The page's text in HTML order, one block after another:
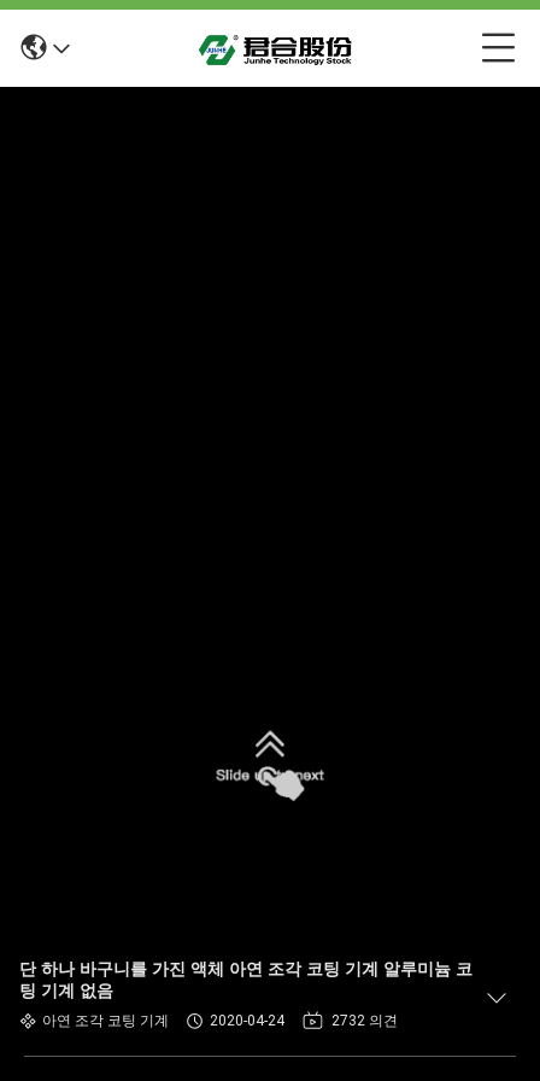
단 하나 바구니를 가진 액체 아연 조각 코팅 기계 알루미늄 코
팅 기계 없음
아연 조각 코팅 기계 2020-04-24 2732 의견